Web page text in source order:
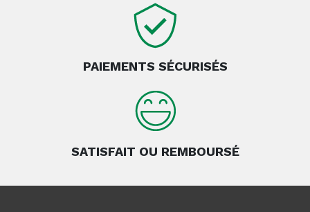
PAIEMENTS SÉCURISÉS
SATISFAIT OU REMBOURSÉ